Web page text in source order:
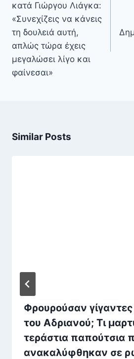
κατά Γιώργου Λιάγκα:
«Συνεχίζεις να κάνεις
τη δουλειά αυτή,
απλώς τώρα έχεις
μεγαλώσει λίγο και
φαίνεσαι»
Similar Posts
Φρουρούσαν γίγαντες
του Αδριανού; Τι
τεράστια παπούτσια
ανακαλύφθηκαν σε